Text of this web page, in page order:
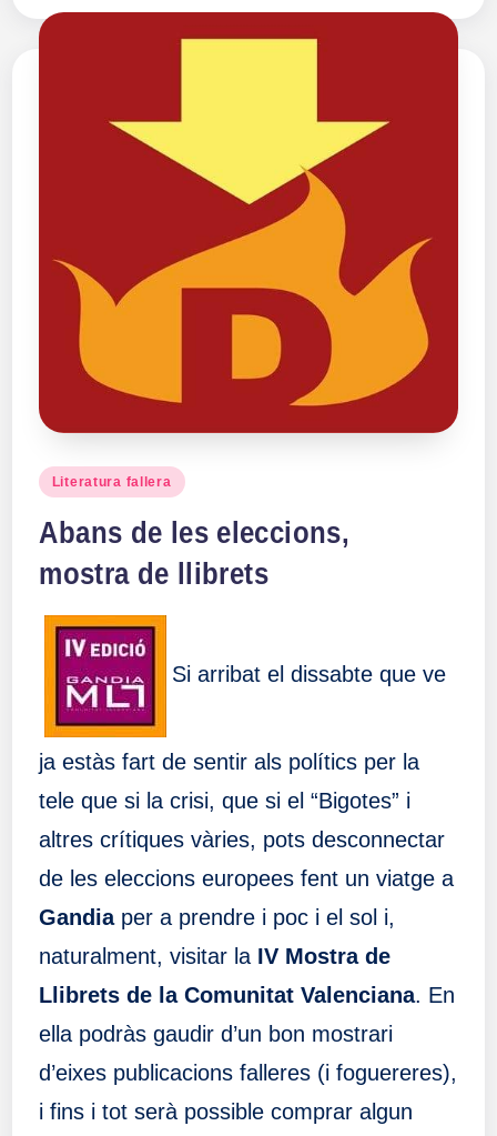
Publicado
Literatura fallera
Abans de les eleccions,
mostra de llibrets
Si arribat el dissabte que ve
ja estàs fart de sentir als polítics per la
tele que si la crisi, que si el “Bigotes” i
altres crítiques vàries, pots desconnectar
de les eleccions europees fent un viatge a
Gandia per a prendre i poc i el sol i,
naturalment, visitar la IV Mostra de
Llibrets de la Comunitat Valenciana. En
ella podràs gaudir d’un bon mostrari
d’eixes publicacions falleres (i foguereres),
i fins i tot serà possible comprar algun